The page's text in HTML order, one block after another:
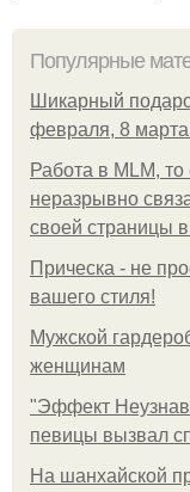
Популярные
Шикарный
февраля, 8
Работа в MLM,
неразрывно
своей страницы в
Прическа - не
вашего стиля!
Мужской
женщинам
"Эффект
певицы вызвал
На шанхайской